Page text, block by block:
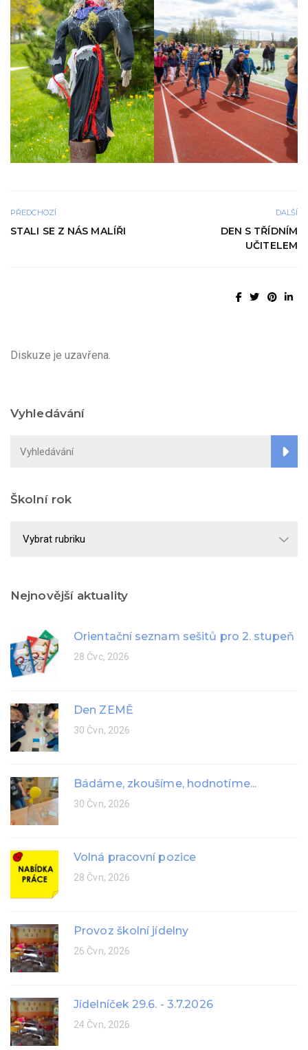
PŘEDCHOZÍ
STALI SE Z NÁS MALÍŘI
DALŠÍ
DEN S TŘÍDNÍM
UČITELEM
Diskuze je uzavřena.
Vyhledávání
Školní rok
Nejnovější aktuality
Orientační seznam sešitů pro 2. stupeň
28 Čvc, 2026
Den ZEMĚ
30 Čvn, 2026
Bádáme, zkoušíme, hodnotíme...
30 Čvn, 2026
Volná pracovní pozice
28 Čvn, 2026
Provoz školní jídelny
26 Čvn, 2026
Jídelníček 29.6. - 3.7.2026
24 Čvn, 2026